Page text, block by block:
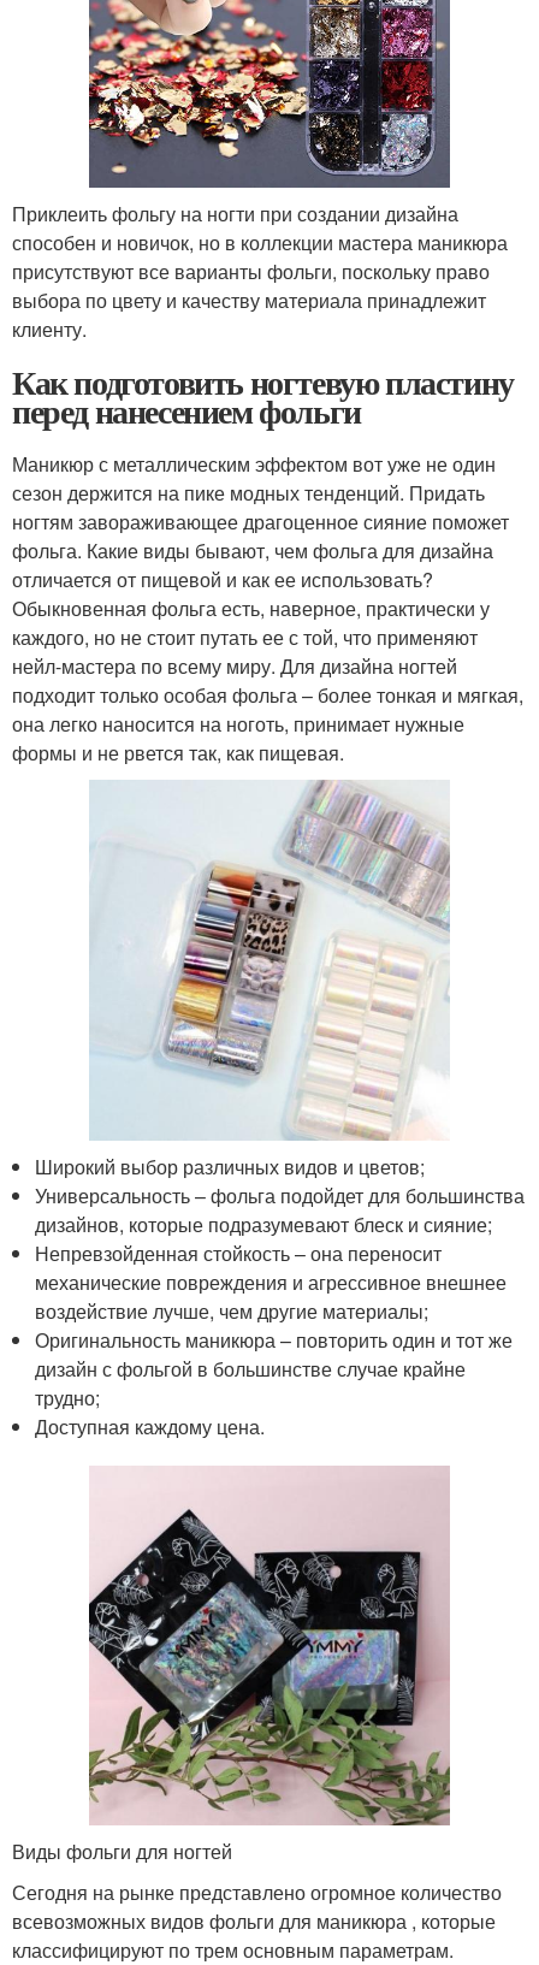
Приклеить фольгу на ногти при создании дизайна
способен и новичок, но в коллекции мастера маникюра
присутствуют все варианты фольги, поскольку право
выбора по цвету и качеству материала принадлежит
клиенту.
Как подготовить ногтевую пластину
перед нанесением фольги
Маникюр с металлическим эффектом вот уже не один
сезон держится на пике модных тенденций. Придать
ногтям завораживающее драгоценное сияние поможет
фольга. Какие виды бывают, чем фольга для дизайна
отличается от пищевой и как ее использовать?
Обыкновенная фольга есть, наверное, практически у
каждого, но не стоит путать ее с той, что применяют
нейл-мастера по всему миру. Для дизайна ногтей
подходит только особая фольга – более тонкая и мягкая,
она легко наносится на ноготь, принимает нужные
формы и не рвется так, как пищевая.
Широкий выбор различных видов и цветов;
Универсальность – фольга подойдет для большинства
дизайнов, которые подразумевают блеск и сияние;
Непревзойденная стойкость – она переносит
механические повреждения и агрессивное внешнее
воздействие лучше, чем другие материалы;
Оригинальность маникюра – повторить один и тот же
дизайн с фольгой в большинстве случае крайне
трудно;
Доступная каждому цена.
Виды фольги для ногтей
Сегодня на рынке представлено огромное количество
всевозможных видов фольги для маникюра , которые
классифицируют по трем основным параметрам.